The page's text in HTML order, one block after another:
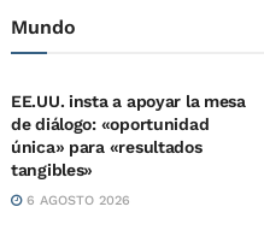
Mundo
EE.UU. insta a apoyar la mesa
de diálogo: «oportunidad
única» para «resultados
tangibles»
6 AGOSTO 2026